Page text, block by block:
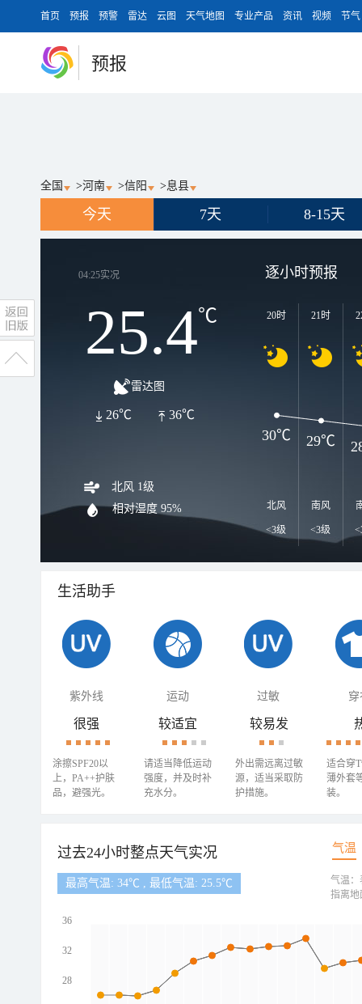
首页 预报 预警 雷达 云图 天气地图 专业产品 资讯 视频 节气
预报
全国 >河南 >信阳 >息县
今天 7天 8-15天
04:25实况
25.4℃
雷达图
36℃
26℃
北风 1级
相对湿度 95%
逐小时预报
20时
北风
<3级
21时
南风
<3级
30℃ 29℃
生活助手
紫外线 运动 过敏 穿
很强
涂擦SPF20以
上，PA++护肤
品，避强光。
较适宜
请适当降低运动
强度，并及时补
充水分。
较易发
外出需远离过敏
源，适当采取防
护措施。
适合穿
薄外套
装。
过去24小时整点天气实况 气温
最高气温: 34℃ , 最低气温: 25.5℃
36
32
28
气温：
指离地